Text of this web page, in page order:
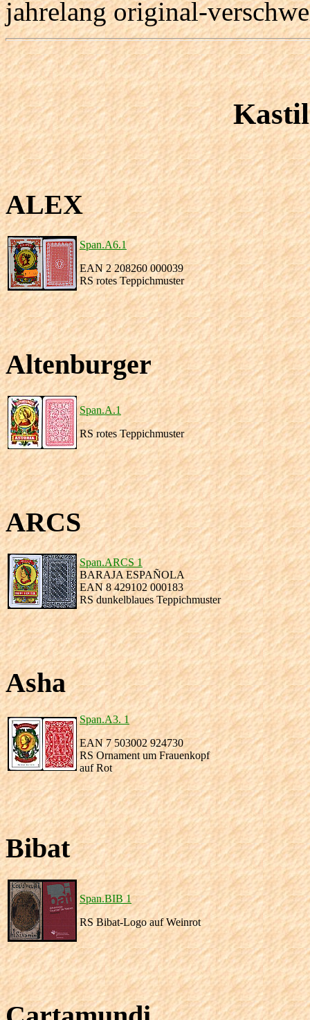
jahrelang original-
ALEX
Span.A6.1
EAN 2 208260 000039
RS rotes Teppichmuster
Altenburger
Span.A.1
RS rotes Teppichmuster
ARCS
Span.ARCS 1
BARAJA ESPAÑOLA
EAN 8 429102 000183
RS dunkelblaues Teppichmuster
Asha
Span.A3. 1
EAN 7 503002 924730
RS Ornament um Frauenkopf
auf Rot
Bibat
Span.BIB 1
RS Bibat-Logo auf Weinrot